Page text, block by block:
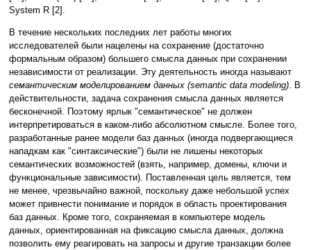
System R [2].
В течение нескольких последних лет работы многих
исследователей были нацелены на сохранение (достаточно
формальным образом) большего смысла данных при сохранении
независимости от реализации. Эту деятельность иногда называют
семантическим моделированием данных (semantic data modeling). В
действительности, задача сохранения смысла данных является
бесконечной. Поэтому ярлык "семантическое" не должен
интерпретироваться в каком-либо абсолютном смысле. Более того,
разработанные ранее модели баз данных (иногда подвергающиеся
нападкам как "синтаксические") были не лишены некоторых
семантических возможностей (взять, например, домены, ключи и
функциональные зависимости). Поставленная цель является, тем
не менее, чрезвычайно важной, поскольку даже небольшой успех
может привнести понимание и порядок в область проектирования
баз данных. Кроме того, сохраняемая в компьютере модель
данных, ориентированная на фиксацию смысла данных, должна
позволить ему реагировать на запросы и другие транзакции более